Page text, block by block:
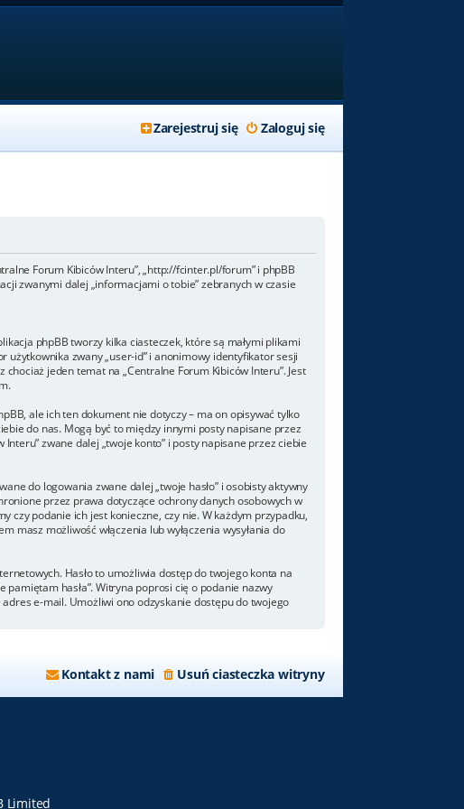
Zaloguj się
Zarejestruj się
Forum Kibiców Interu”, „http://fcinter.pl/forum” i phpBB
zwanymi dalej „informacjami o tobie” zebranych w czasie
phpBB tworzy kilka ciasteczek, które są małymi plikami
zwany „user-id” i anonimowy identyfikator sesji
jeden temat na „Centralne Forum Kibiców Interu”. Jest
ale ich ten dokument nie dotyczy – ma on opisywać tylko
do nas. Mogą być to między innymi posty napisane przez
zwane dalej „twoje konto” i posty napisane przez ciebie
do logowania zwane dalej „twoje hasło” i osobisty aktywny
przez prawa dotyczące ochrony danych osobowych w
podanie ich jest konieczne, czy nie. W każdym przypadku,
możliwość włączenia lub wyłączenia wysyłania do
Hasło to umożliwia dostęp do twojego konta na
pamiętam hasła”. Witryna poprosi cię o podanie nazwy
e-mail. Umożliwi ono odzyskanie dostępu do twojego
Usuń ciasteczka witryny
Kontakt z nami
Limited